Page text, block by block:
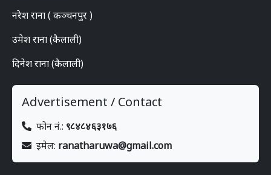
नरेश राना ( कञ्चनपुर )
उमेश राना (कैलाली)
दिनेश राना (कैलाली)
Advertisement / Contact
फोन नं.: ९८४८४६३१७६
इमेल: ranatharuwa@gmail.com